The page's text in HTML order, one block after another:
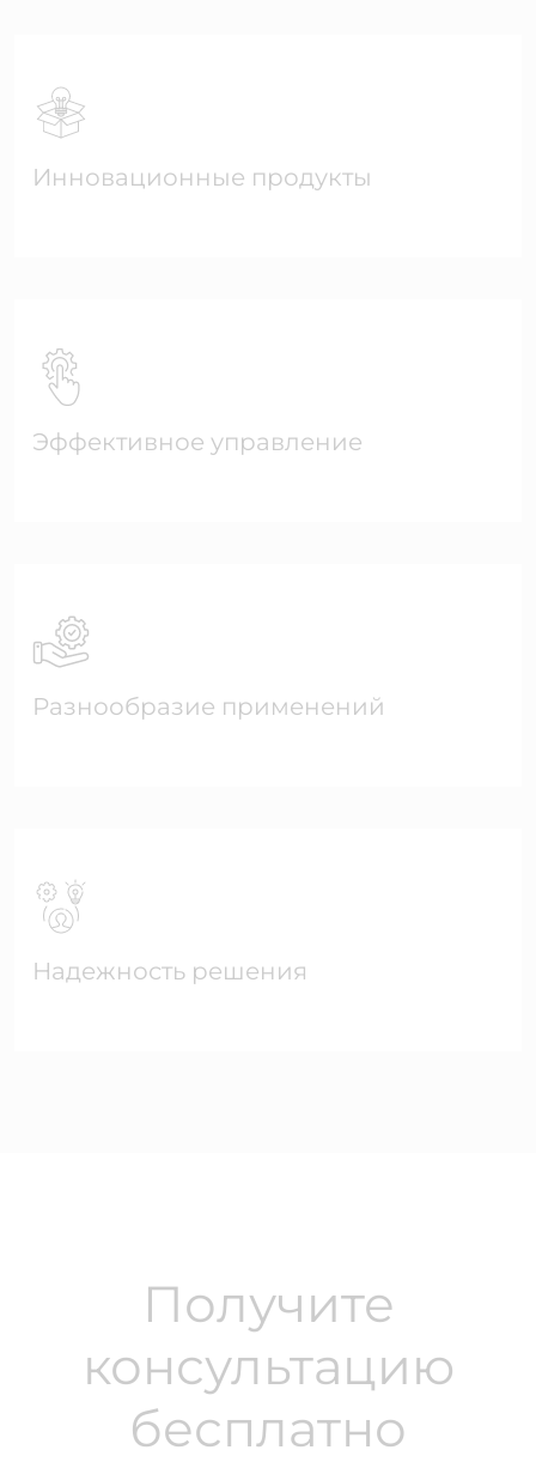
Инновационные продукты
Эффективное управление
Разнообразие применений
Надежность решения
Получите
консультацию
бесплатно